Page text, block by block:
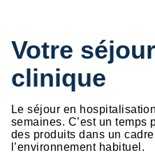
Votre
clinique
Le séjour en
semaines. C’est un temps
des produits dans un
l’environnement habituel.